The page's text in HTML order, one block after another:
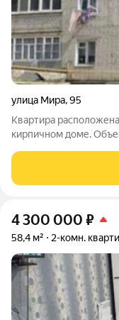
улица Мира,95
Квартира
кирпичном доме.
находятся школы,
общественного
4 300 000 ₽
58,4 м² 2-комн.